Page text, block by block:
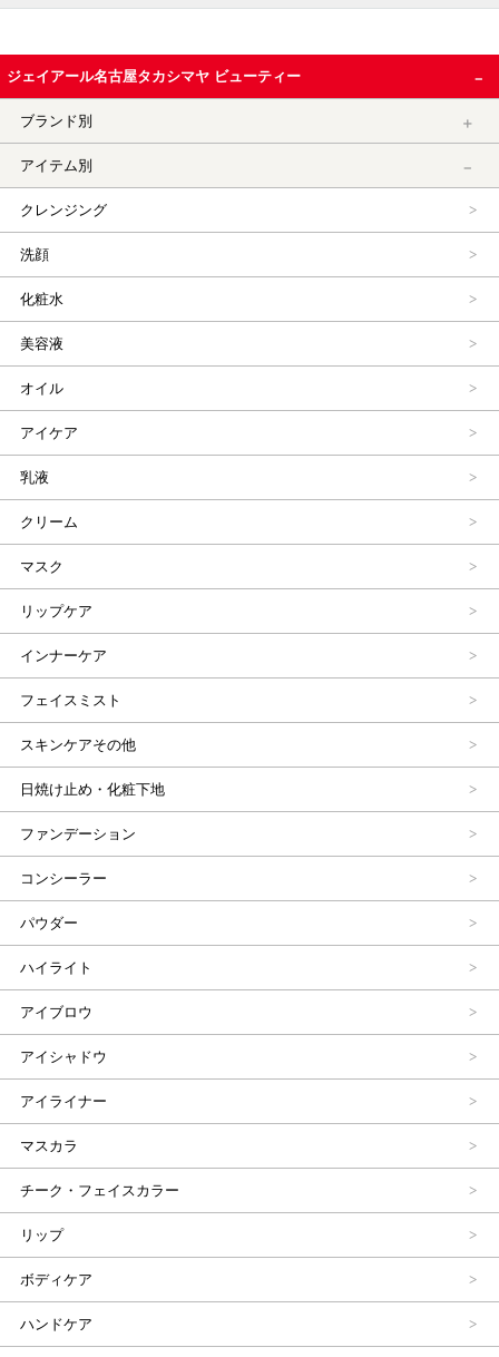
ジェイアール名古屋タカシマヤ ビューティー
ブランド別
アイテム別
クレンジング
洗顔
化粧水
美容液
オイル
アイケア
乳液
クリーム
マスク
リップケア
インナーケア
フェイスミスト
スキンケアその他
日焼け止め・化粧下地
ファンデーション
コンシーラー
パウダー
ハイライト
アイブロウ
アイシャドウ
アイライナー
マスカラ
チーク・フェイスカラー
リップ
ボディケア
ハンドケア